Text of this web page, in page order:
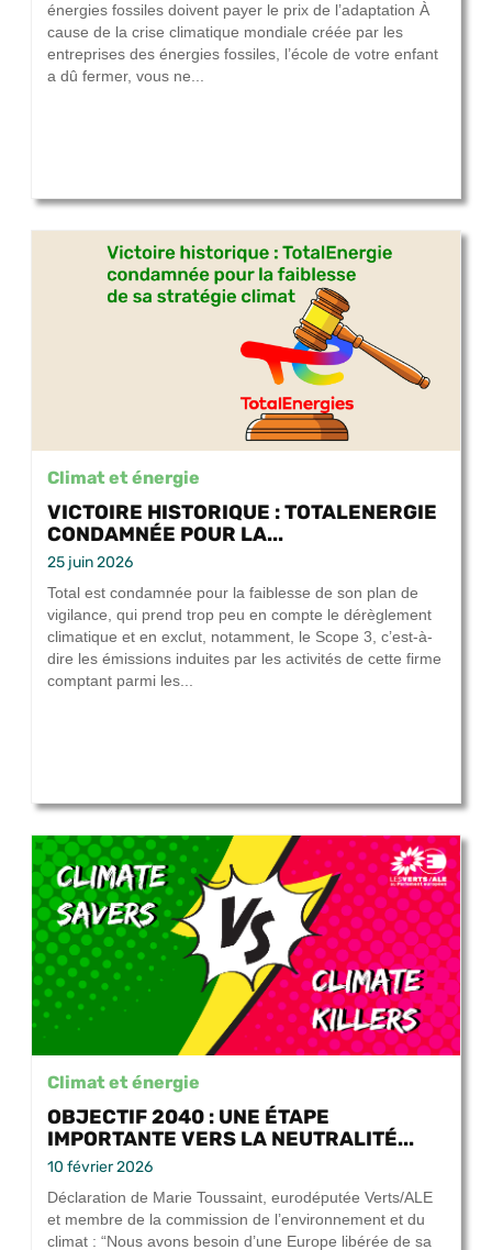
énergies fossiles doivent payer le prix de l’adaptation À
cause de la crise climatique mondiale créée par les
entreprises des énergies fossiles, l’école de votre enfant
a dû fermer, vous ne...
Climat et énergie
VICTOIRE HISTORIQUE : TOTALENERGIE
CONDAMNÉE POUR LA...
25 juin 2026
Total est condamnée pour la faiblesse de son plan de
vigilance, qui prend trop peu en compte le dérèglement
climatique et en exclut, notamment, le Scope 3, c’est-à-
dire les émissions induites par les activités de cette firme
comptant parmi les...
Climat et énergie
OBJECTIF 2040 : UNE ÉTAPE
IMPORTANTE VERS LA NEUTRALITÉ...
10 février 2026
Déclaration de Marie Toussaint, eurodéputée Verts/ALE
et membre de la commission de l’environnement et du
climat : “Nous avons besoin d’une Europe libérée de sa